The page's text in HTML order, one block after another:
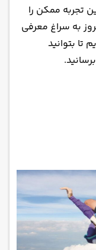
تجربه ممکن را
به سراغ معرفی
تا بتوانید